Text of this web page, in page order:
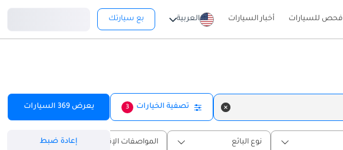
فحص للسيارات أخبار السيارات العربية بع سيارتك
تصفية الخيارات 3 يعرض369 السيارات
نوع البائع المواصفات الإقليمية إعادة ضبط